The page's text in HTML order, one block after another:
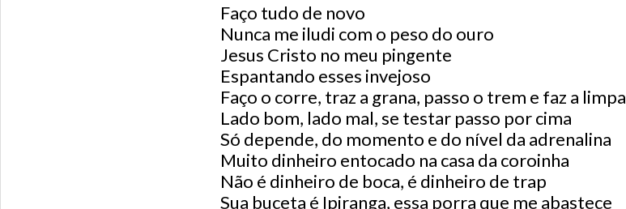
Faço tudo de novo
Nunca me iludi com o peso do ouro
Jesus Cristo no meu pingente
Espantando esses invejoso
Faço o corre, traz a grana, passo o trem e faz a limpa
Lado bom, lado mal, se testar passo por cima
Só depende, do momento e do nível da adrenalina
Muito dinheiro entocado na casa da coroinha
Não é dinheiro de boca, é dinheiro de trap
Sua buceta é Ipiranga, essa porra que me abastece